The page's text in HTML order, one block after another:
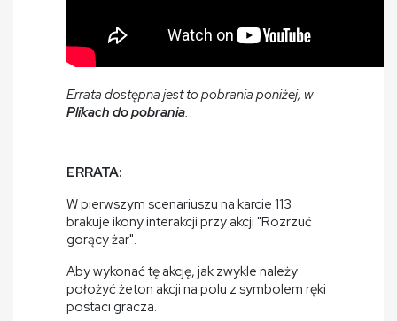
Errata dostępna jest to pobrania poniżej, w
Plikach do pobrania.
ERRATA:
W pierwszym scenariuszu na karcie 113
brakuje ikony interakcji przy akcji "Rozrzuć
gorący żar".
Aby wykonać tę akcję, jak zwykle należy
położyć żeton akcji na polu z symbolem ręki
postaci gracza.